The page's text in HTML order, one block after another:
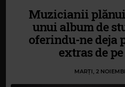
Muzicianii
unui album de
oferindu-ne deja
extras de
MARȚI, 2